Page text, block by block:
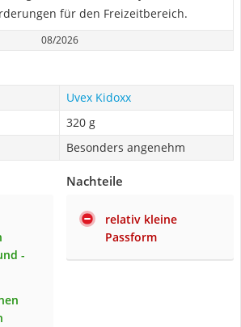
für den Freizeitbereich.
08/2026
Uvex Kidoxx
320 g
Besonders angenehm
-
Nachteile
relativ kleine
Passform